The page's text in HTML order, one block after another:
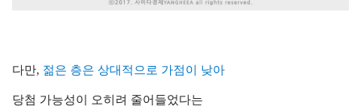
다만, 젊은 층은 상대적으로 가점이 낮아
당첨 가능성이 오히려 줄어들었다는